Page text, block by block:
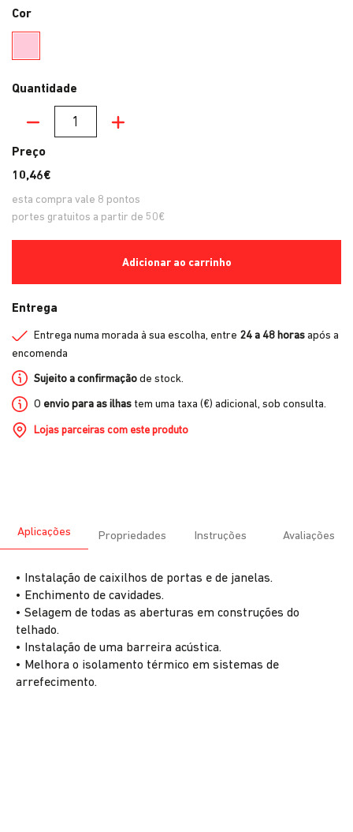
Cor
Quantidade
Preço
10,46€
esta compra vale 8 pontos
portes gratuitos a partir de 50€
Adicionar ao carrinho
Entrega
Entrega numa morada à sua escolha, entre 24 a 48 horasapós a
encomenda
Sujeito a confirmaçãode stock.
O envio para as ilhas tem uma taxa (€) adicional, sob consulta.
Lojas parceiras com este produto
Aplicações Propriedades Instruções Avaliações
• Instalação de caixilhos de portas e de janelas.
• Enchimento de cavidades.
• Selagem de todas as aberturas em construções do
telhado.
• Instalação de uma barreira acústica.
• Melhora o isolamento térmico em sistemas de
arrefecimento.